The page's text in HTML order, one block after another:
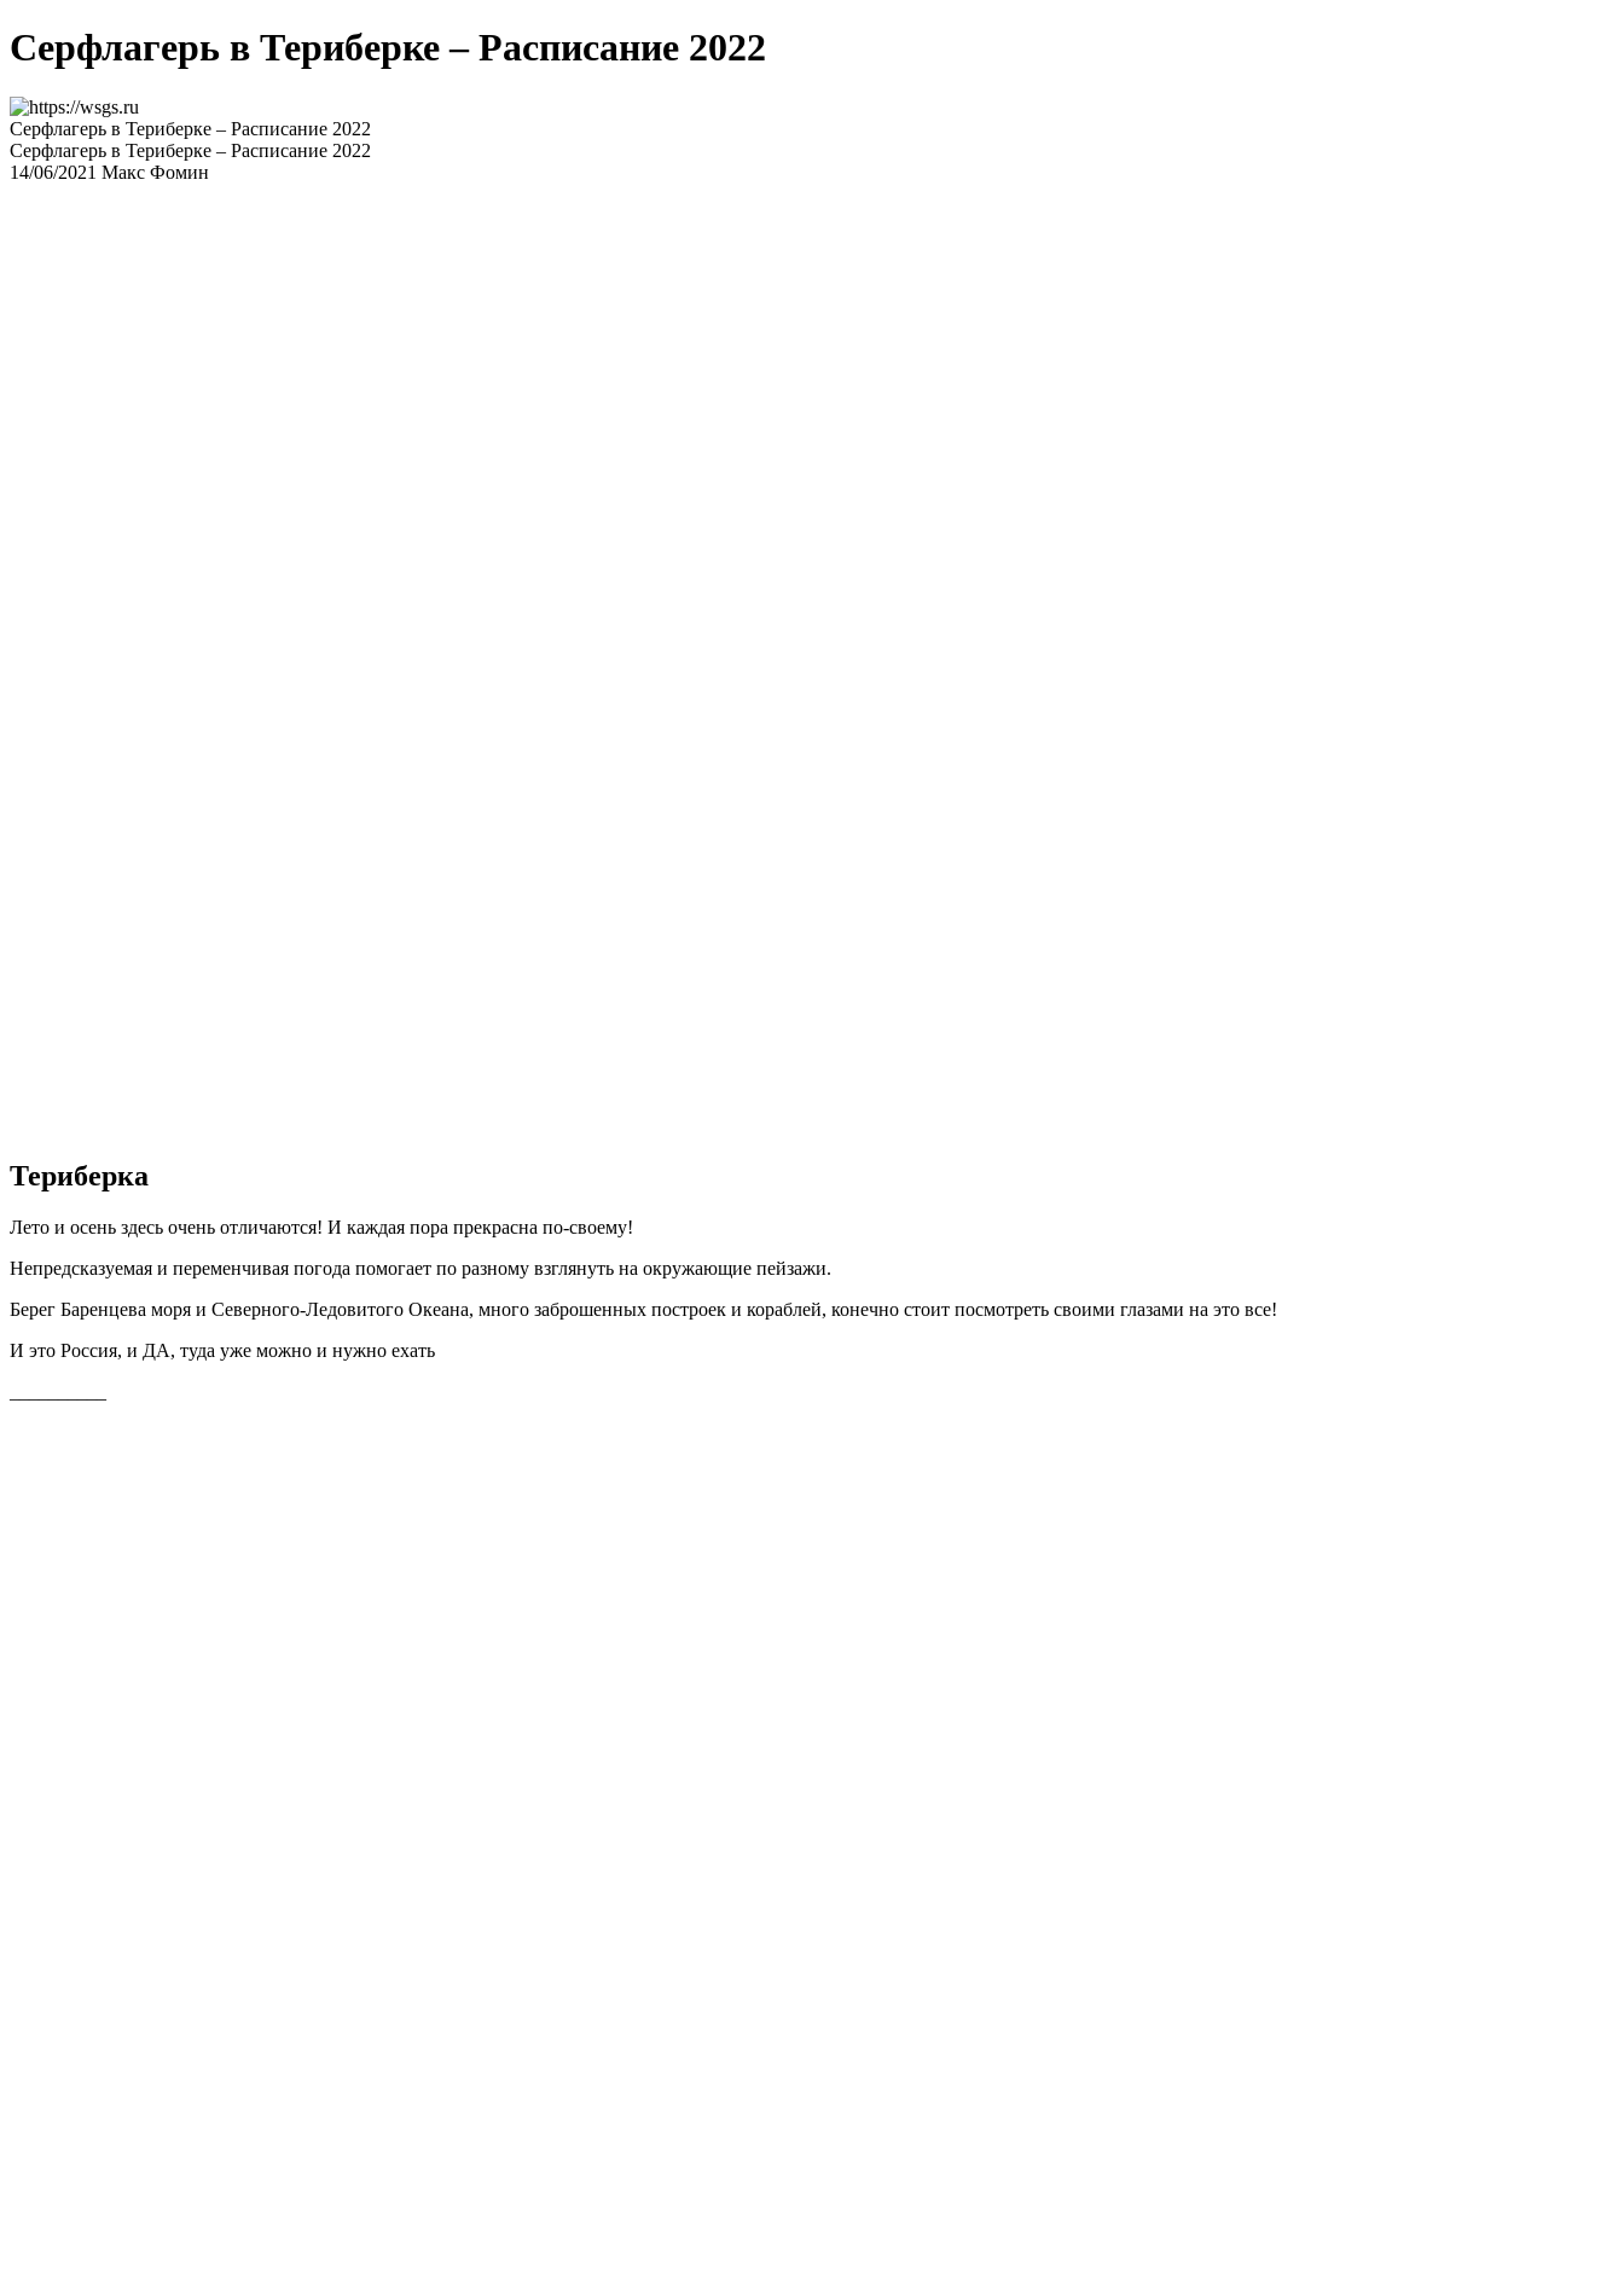
Серфлагерь в Териберке – Расписание 2022
Серфлагерь в Териберке – Расписание 2022
Серфлагерь в Териберке – Расписание 2022
14/06/2021 Макс Фомин
Териберка
Лето и осень здесь очень отличаются! И каждая пора прекрасна по-своему!
Непредсказуемая и переменчивая погода помогает по разному взглянуть на окружающие пейзажи.
Берег Баренцева моря и Северного-Ледовитого Океана, много заброшенных построек и кораблей, конечно стоит посмотреть своими глазами на это все!
И это Россия, и ДА, туда уже можно и нужно ехать